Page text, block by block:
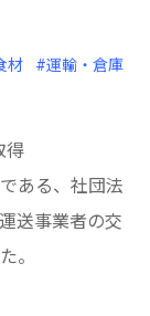
材 #運輸・倉庫
得
ある、社団法
送事業者の交
。